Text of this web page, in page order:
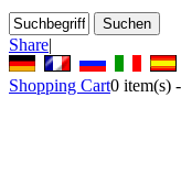
Share|
Shopping Cart0 item(s) -